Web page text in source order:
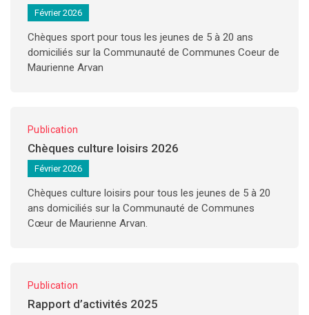
Février 2026
Chèques sport pour tous les jeunes de 5 à 20 ans
domiciliés sur la Communauté de Communes Coeur de
Maurienne Arvan
Publication
Chèques culture loisirs 2026
Février 2026
Chèques culture loisirs pour tous les jeunes de 5 à 20
ans domiciliés sur la Communauté de Communes
Cœur de Maurienne Arvan.
Publication
Rapport d’activités 2025